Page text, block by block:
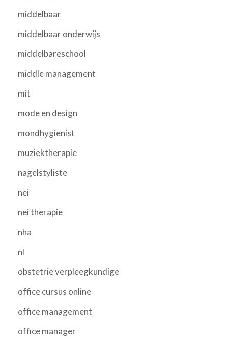
middelbaar
middelbaar onderwijs
middelbareschool
middle management
mit
mode en design
mondhygienist
muziektherapie
nagelstyliste
nei
nei therapie
nha
nl
obstetrie verpleegkundige
office cursus online
office management
office manager